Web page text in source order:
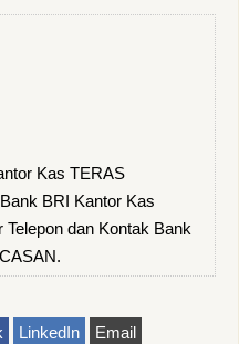
Kas TERAS
BRI Kantor Kas
dan Kontak Bank
LinkedIn Email